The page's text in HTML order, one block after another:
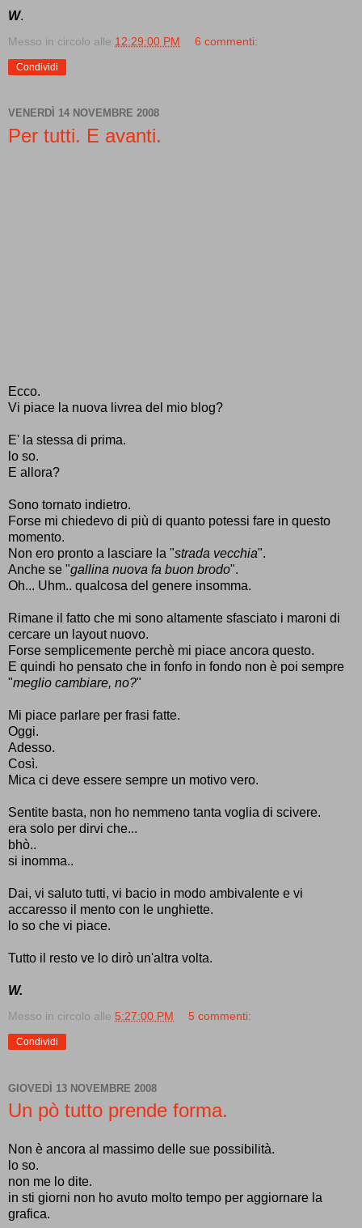
W.
Messo in circolo alle 12:29:00 PM 6 commenti:
Condividi
VENERDÌ 14 NOVEMBRE 2008
Per tutti. E avanti.
Ecco.
Vi piace la nuova livrea del mio blog?
E' la stessa di prima.
lo so.
E allora?
Sono tornato indietro.
Forse mi chiedevo di più di quanto potessi fare in questo
momento.
Non ero pronto a lasciare la "strada vecchia".
Anche se "gallina nuova fa buon brodo".
Oh... Uhm.. qualcosa del genere insomma.
Rimane il fatto che mi sono altamente sfasciato i maroni di
cercare un layout nuovo.
Forse semplicemente perchè mi piace ancora questo.
E quindi ho pensato che in fonfo in fondo non è poi sempre
"meglio cambiare, no?"
Mi piace parlare per frasi fatte.
Oggi.
Adesso.
Così.
Mica ci deve essere sempre un motivo vero.
Sentite basta, non ho nemmeno tanta voglia di scivere.
era solo per dirvi che...
bhò..
si inomma..
Dai, vi saluto tutti, vi bacio in modo ambivalente e vi
accaresso il mento con le unghiette.
lo so che vi piace.
Tutto il resto ve lo dirò un'altra volta.
W.
Messo in circolo alle 5:27:00 PM 5 commenti:
Condividi
GIOVEDÌ 13 NOVEMBRE 2008
Un pò tutto prende forma.
Non è ancora al massimo delle sue possibilità.
lo so.
non me lo dite.
in sti giorni non ho avuto molto tempo per aggiornare la
grafica.